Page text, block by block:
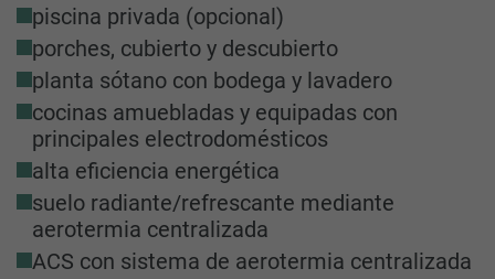
piscina privada (opcional)
porches, cubierto y descubierto
planta sótano con bodega y lavadero
cocinas amuebladas y equipadas con
principales electrodomésticos
alta eficiencia energética
suelo radiante/refrescante mediante
aerotermia centralizada
ACS con sistema de aerotermia centralizada